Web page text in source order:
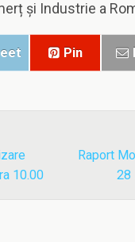
și Industrie a
Pin
10.00
Raport
28